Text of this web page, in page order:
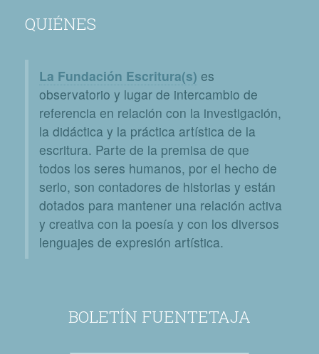
QUIÉNES
La Fundación Escritura(s) es
observatorio y lugar de intercambio de
referencia en relación con la investigación,
la didáctica y la práctica artística de la
escritura. Parte de la premisa de que
todos los seres humanos, por el hecho de
serlo, son contadores de historias y están
dotados para mantener una relación activa
y creativa con la poesía y con los diversos
lenguajes de expresión artística.
BOLETÍN FUENTETAJA